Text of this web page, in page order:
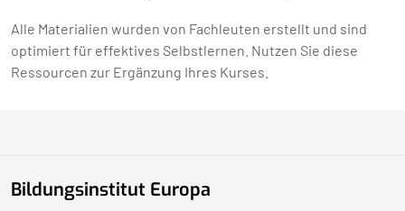
Alle Materialien wurden von Fachleuten erstellt und sind
optimiert für effektives Selbstlernen. Nutzen Sie diese
Ressourcen zur Ergänzung Ihres Kurses.
Bildungsinstitut Europa